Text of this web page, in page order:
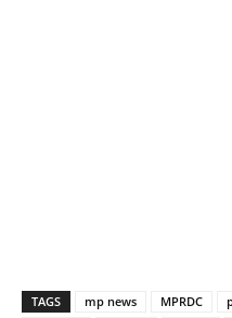
TAGS mp news MPRDC